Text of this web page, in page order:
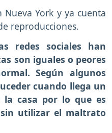
York y ya cuenta
reproducciones.
redes sociales han
son iguales o peores
Según algunos
cuando llega un
casa por lo que es
utilizar el maltrato